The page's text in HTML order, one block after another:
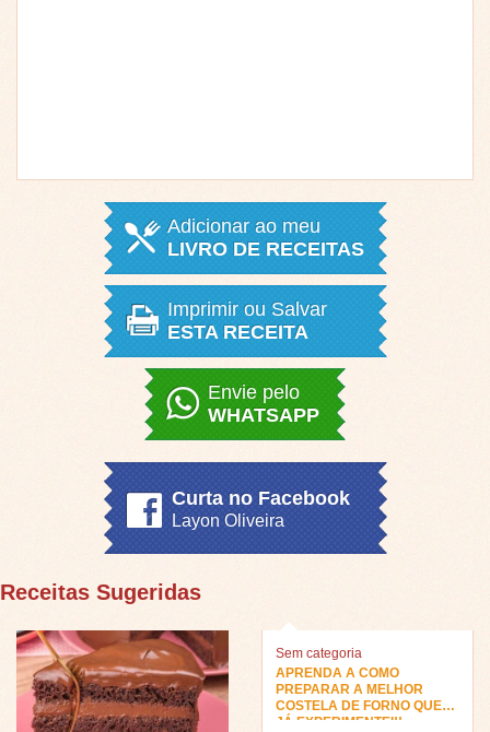
Adicionar ao meu
LIVRO DE RECEITAS
Imprimir ou Salvar
ESTA RECEITA
Envie pelo
WHATSAPP
Curta no Facebook
Layon Oliveira
Receitas Sugeridas
Sem categoria
APRENDA A COMO
PREPARAR A MELHOR
COSTELA DE FORNO QUE
JÁ EXPERIMENTEI!!